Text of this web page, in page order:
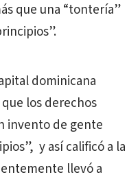
que una “tontería”
dominicana
los derechos
invento de gente
y así calificó a la
llevó a